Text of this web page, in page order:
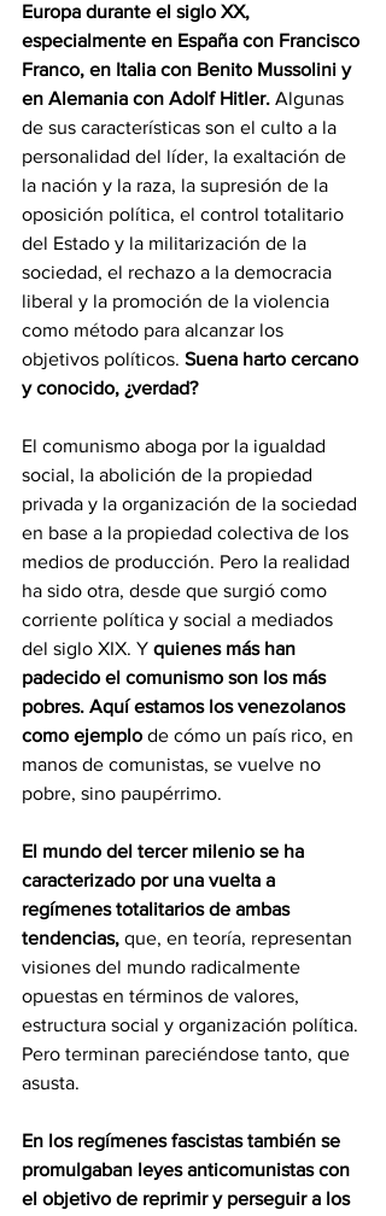
Europa durante el siglo XX,
especialmente en España con Francisco
Franco, en Italia con Benito Mussolini y
en Alemania con Adolf Hitler. Algunas
de sus características son el culto a la
personalidad del líder, la exaltación de
la nación y la raza, la supresión de la
oposición política, el control totalitario
del Estado y la militarización de la
sociedad, el rechazo a la democracia
liberal y la promoción de la violencia
como método para alcanzar los
objetivos políticos. Suena harto cercano
y conocido, ¿verdad?
El comunismo aboga por la igualdad
social, la abolición de la propiedad
privada y la organización de la sociedad
en base a la propiedad colectiva de los
medios de producción. Pero la realidad
ha sido otra, desde que surgió como
corriente política y social a mediados
del siglo XIX. Y quienes más han
padecido el comunismo son los más
pobres. Aquí estamos los venezolanos
como ejemplo de cómo un país rico, en
manos de comunistas, se vuelve no
pobre, sino paupérrimo.
El mundo del tercer milenio se ha
caracterizado por una vuelta a
regímenes totalitarios de ambas
tendencias, que, en teoría, representan
visiones del mundo radicalmente
opuestas en términos de valores,
estructura social y organización política.
Pero terminan pareciéndose tanto, que
asusta.
En los regímenes fascistas también se
promulgaban leyes anticomunistas con
el objetivo de reprimir y perseguir a los